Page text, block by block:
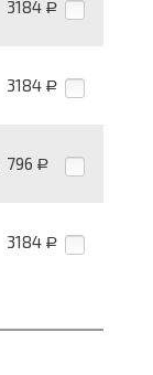
3184 Р
3184 Р
796 Р
3184 Р